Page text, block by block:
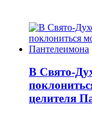
В Свято-
целителя